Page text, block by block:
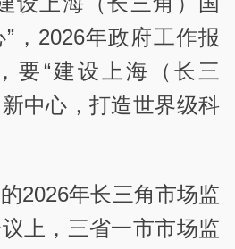
， 2026年政府工作报
要“建设上海（长三
中心，打造世界级科
2026年长三角市场监
上，三省一市市场监